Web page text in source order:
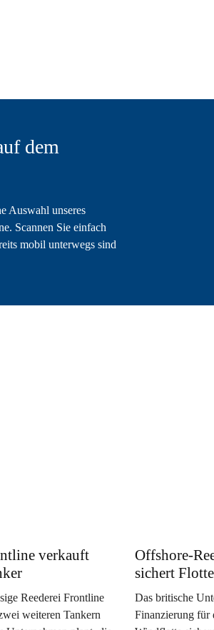
dem
Auswahl unseres
Scannen Sie einfach
mobil unterwegs sind
verkauft
Reederei Frontline
weiteren Tankern
Offshore-
sichert
Das britische
Finanzierung für